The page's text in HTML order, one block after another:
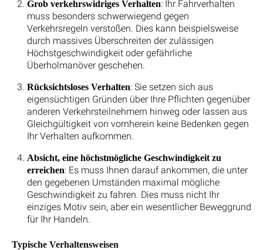
Grob verkehrswidriges Verhalten: Ihr Fahrverhalten
muss besonders schwerwiegend gegen
Verkehrsregeln verstoßen. Dies kann beispielsweise
durch massives Überschreiten der zulässigen
Höchstgeschwindigkeit oder gefährliche
Überholmanöver geschehen.
Rücksichtsloses Verhalten: Sie setzen sich aus
eigensüchtigen Gründen über Ihre Pflichten gegenüber
anderen Verkehrsteilnehmern hinweg oder lassen aus
Gleichgültigkeit von vornherein keine Bedenken gegen
Ihr Verhalten aufkommen.
Absicht, eine höchstmögliche Geschwindigkeit zu
erreichen: Es muss Ihnen darauf ankommen, die unter
den gegebenen Umständen maximal mögliche
Geschwindigkeit zu fahren. Dies muss nicht Ihr
einziges Motiv sein, aber ein wesentlicher Beweggrund
für Ihr Handeln.
Typische Verhaltensweisen